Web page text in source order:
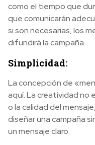
como el tiempo que
que comunicarán
si son necesarias, los
difundirá la campaña.
Simplicidad:
La concepción de
aquí. La creatividad no
o la calidad del
diseñar una campaña
un mensaje claro.